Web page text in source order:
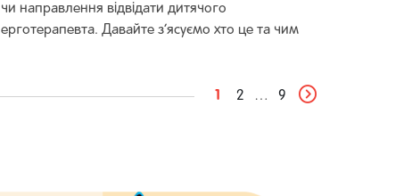
чи направлення відвідати дитячого
ерготерапевта. Давайте з’ясуємо хто це та чим
1 2 … 9